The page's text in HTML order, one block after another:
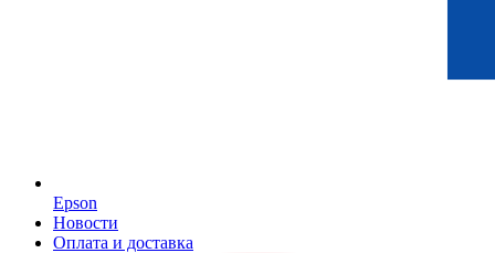
Epson
Новости
Оплата и доставка